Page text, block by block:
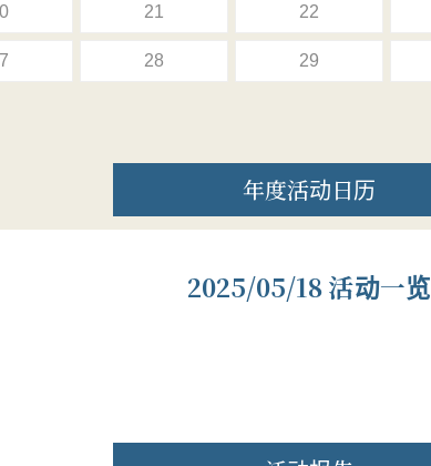
21 22
28 29
年度活动日历
2025/05/18 活动一览